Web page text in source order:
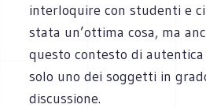
interloquire con studenti e
stata un’ottima cosa, ma
questo contesto di autentica
solo uno dei soggetti in
discussione.